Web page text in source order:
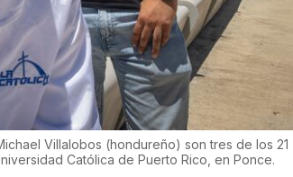
Villalobos (hondureño) son tres de los 21
Católica de Puerto Rico, en Ponce.